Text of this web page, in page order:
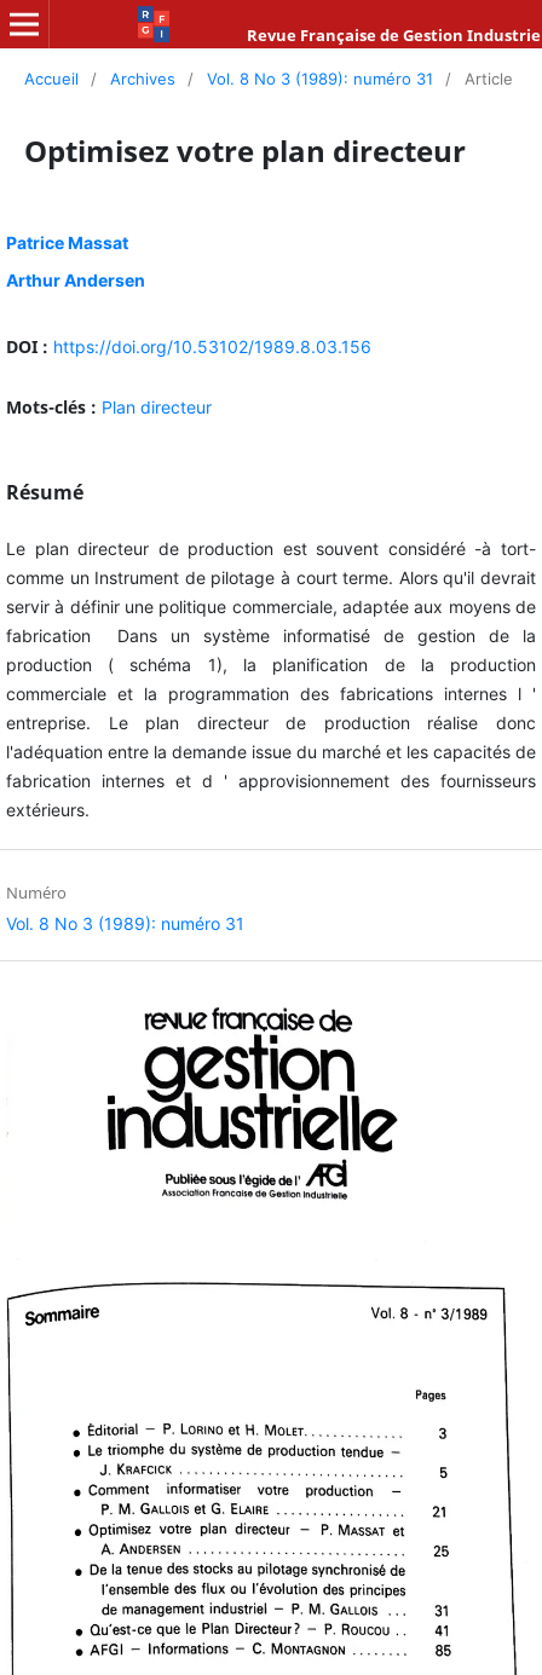
Revue Française de Gestion
Accueil / Archives / Vol. 8 No 3 (1989): numéro 31 / Article
Optimisez votre plan directeur
Patrice Massat
Arthur Andersen
DOI : https://doi.org/10.53102/1989.8.03.156
Mots-clés : Plan directeur
Résumé
Le plan directeur de production est souvent considéré -à tort-
comme un Instrument de pilotage à court terme. Alors qu'il devrait
servir à définir une politique commerciale, adaptée aux moyens de
fabrication Dans un système informatisé de gestion de la
production ( schéma 1), la planification de la production
commerciale et la programmation des fabrications internes l '
entreprise. Le plan directeur de production réalise donc
l'adéquation entre la demande issue du marché et les capacités de
fabrication internes et d ' approvisionnement des fournisseurs
extérieurs.
Numéro
Vol. 8 No 3 (1989): numéro 31